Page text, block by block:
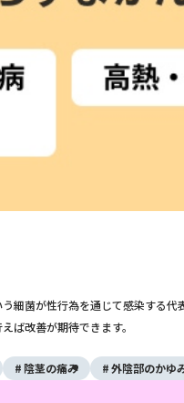
細菌が性行為を通じて感染する
ば改善が期待できます。
陰茎の痛み 外陰部のかゆ